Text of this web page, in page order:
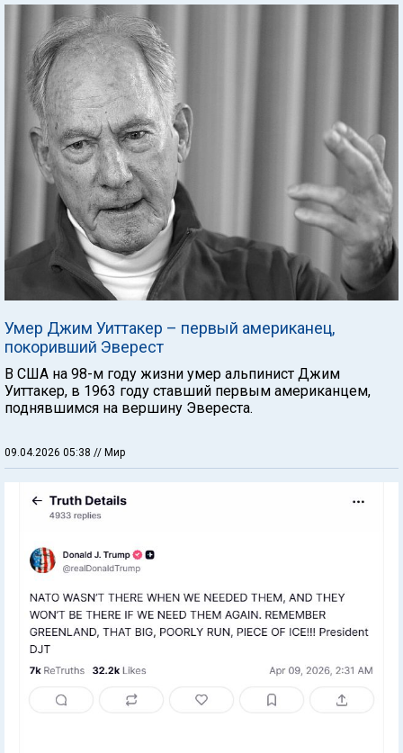
Умер Джим Уиттакер – первый американец,
покоривший Эверест
В США на 98-м году жизни умер альпинист Джим
Уиттакер, в 1963 году ставший первым американцем,
поднявшимся на вершину Эвереста.
09.04.2026 05:38 // Мир